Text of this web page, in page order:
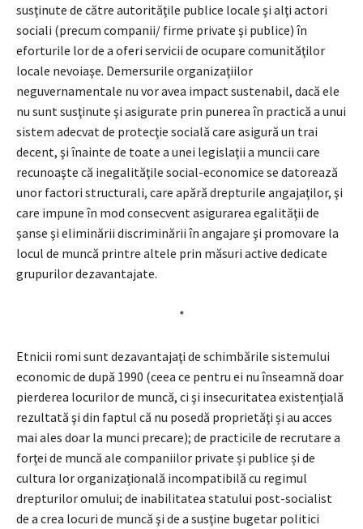
susţinute de către autorităţile publice locale şi alţi actori
sociali (precum companii/ firme private şi publice) în
eforturile lor de a oferi servicii de ocupare comunităţilor
locale nevoiaşe. Demersurile organizaţiilor
neguvernamentale nu vor avea impact sustenabil, dacă ele
nu sunt susţinute şi asigurate prin punerea în practică a unui
sistem adecvat de protecţie socială care asigură un trai
decent, şi înainte de toate a unei legislaţii a muncii care
recunoaşte că inegalităţile social-economice se datorează
unor factori structurali, care apără drepturile angajaţilor, şi
care impune în mod consecvent asigurarea egalităţii de
şanse şi eliminării discriminării în angajare şi promovare la
locul de muncă printre altele prin măsuri active dedicate
grupurilor dezavantajate.
*
Etnicii romi sunt dezavantajaţi de schimbările sistemului
economic de după 1990 (ceea ce pentru ei nu înseamnă doar
pierderea locurilor de muncă, ci şi insecuritatea existenţială
rezultată şi din faptul că nu posedă proprietăţi și au acces
mai ales doar la munci precare); de practicile de recrutare a
forţei de muncă ale companiilor private și publice și de
cultura lor organizațională incompatibilă cu regimul
drepturilor omului; de inabilitatea statului post-socialist
de a crea locuri de muncă şi de a susţine bugetar politici